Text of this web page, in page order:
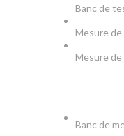
Banc de
Mesure
Mesure
Banc de